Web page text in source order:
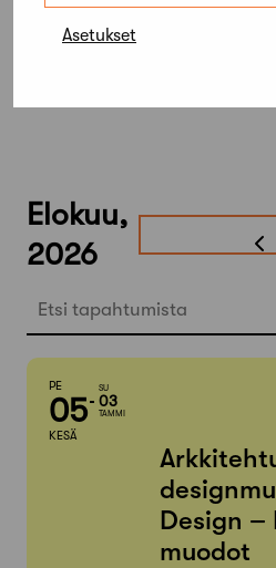
Asetukset
Elokuu,
2026
Etsi tapahtumista
PE
05
KESÄ
SU
03
TAMMI
Design –
muodot